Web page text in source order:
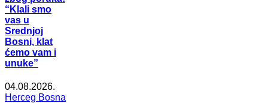
“Klali smo
vas u
Srednjoj
Bosni, klat
ćemo vam i
unuke”
04.08.2026.
Herceg Bosna